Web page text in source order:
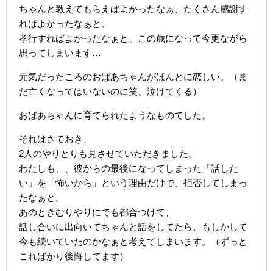
ちゃんと教えてもらえばよかったなぁ、たくさん感謝す
ればよかったなぁと、
孝行すればよかったなぁと、この歳になって今更ながら
思ってしまいます…
元気だったころのおばあちゃんがほんとに恋しい。（ま
だ亡くなってはいないのに笑、泣けてくる）
おばあちゃんに育てられたようなものでした。
それはさておき、
2人のやりとりも見させていただきました。
わたしも、、彼からの最後になってしまった「話した
い」を「怖いから」という理由だけで、拒否してしまっ
たなぁと。
あのときむりやりにでも都合つけて、
話し合いに出向いてちゃんと話をしてたら、もしかして
今も続いていたのかなぁと考えてしまいます。（ずっと
こればかり後悔してます）